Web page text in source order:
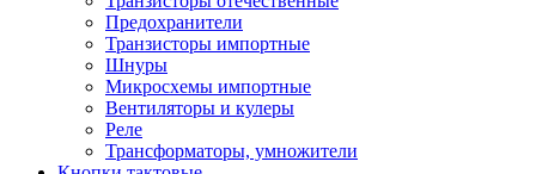
Предохранители
Транзисторы импортные
Шнуры
Микросхемы импортные
Вентиляторы и кулеры
Реле
Трансформаторы, умножители